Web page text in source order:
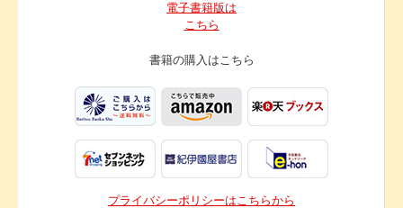
電子書籍版は
こちら
書籍の購入はこちら
プライバシーポリシーはこちらから